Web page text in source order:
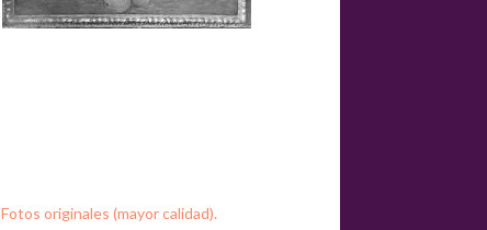
Fotos originales (mayor calidad).